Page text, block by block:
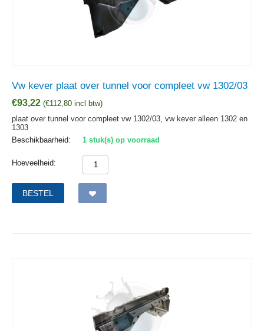
Vw kever plaat over tunnel voor compleet vw 1302/03
€93,22 (€112,80 incl btw)
plaat over tunnel voor compleet vw 1302/03, vw kever alleen 1302 en
1303
Beschikbaarheid:
1 stuk(s) op voorraad
Hoeveelheid:
BESTEL